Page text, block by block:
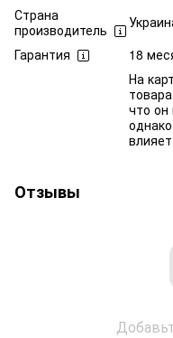
Страна
производитель
Гарантия
18
На
что он
влияет
Отзывы